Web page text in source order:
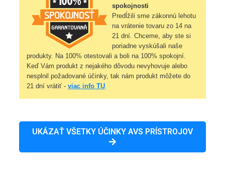
spokojnosti
Predĺžili sme zákonnú lehotu
na vrátenie tovaru zo 14 na
21 dní. Chceme, aby ste si
poriadne vyskúšali naše
produkty. Na 100% otestovali a boli na 100% spokojní.
Keď Vám produkt z nejakého dôvodu nevyhovuje alebo
nesplnil požadované účinky, tak nám produkt môžete do
21 dní vrátiť - viac info TU
UKÁZAŤ VŠETKY ÚČINKY AVS PRÍSTROJOV